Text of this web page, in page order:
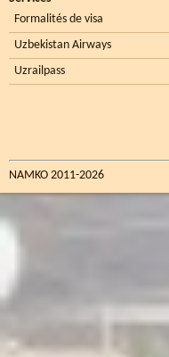
Formalités de visa
Uzbekistan Airways
Uzrailpass
NAMKO 2011-2026